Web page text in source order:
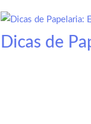
Dicas de